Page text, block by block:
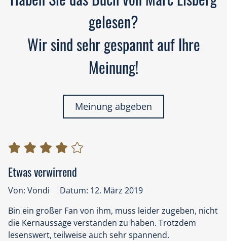
gelesen?
Wir sind sehr gespannt auf Ihre
Meinung!
Meinung abgeben
Etwas verwirrend
Von: Vondi
Datum: 12. März 2019
Bin ein großer Fan von ihm, muss leider zugeben, nicht
die Kernaussage verstanden zu haben. Trotzdem
lesenswert, teilweise auch sehr spannend.